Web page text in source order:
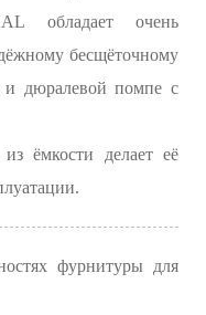
обладает очень
бесщёточному
и дюралевой помпе с
ёмкости делает её
фурнитуры для